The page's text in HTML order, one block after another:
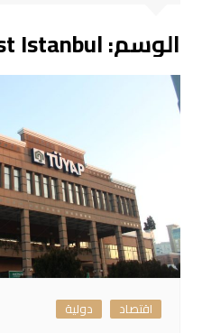
الوسم:Istanbul
اقتصاد دولية